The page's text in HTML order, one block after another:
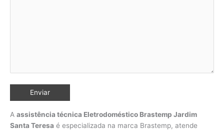
A assistência técnica Eletrodoméstico Brastemp Jardim
Santa Teresa é especializada na marca Brastemp, atende